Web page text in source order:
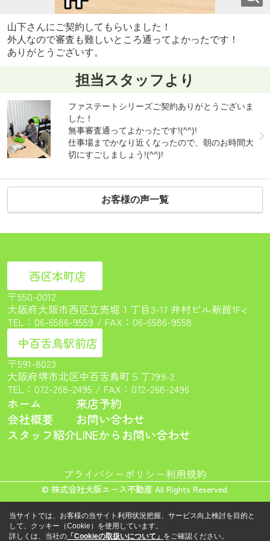
山下さんにご契約してもらいました！
外人なので審査も難しいところ通ってよかったです！
ありがとうございす。
担当スタッフより
ファステートシリーズご契約ありがとうございま
した！
無事審査通ってよかったです!(^^)!
仕事場までかなり近くなったので、朝のお時間大
切にすごしましょう!(^^)!
お客様の声一覧
西区本町店
〒550-0012
大阪府大阪市西区立売堀１丁目3-17 井村ビル新館1F<
TEL： 06-6586-9559 / FAX：06-6586-9558
中百舌鳥駅前店
〒591-8023
大阪府堺市北区中百舌鳥町５丁799-2
TEL： 072-268-2495 / FAX：072-268-2496
ホーム
会社概要
スタッフ紹介
来店予約
お問い合わせ
LINEからお問い合わせ
プライバシーポリシー利用規約
© 株式会社大阪エース不動産 All Rights Reserved.
当サイトでは、お客様の当サイト利用状況把握、サービス向上検討を目的と
して、クッキー（Cookie）を使用しています。
詳しくは、当社の 「Cookieの取扱いについて」 をご確認ください。